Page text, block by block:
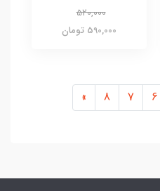
520,000
590,000 تومان
6
7
8
»